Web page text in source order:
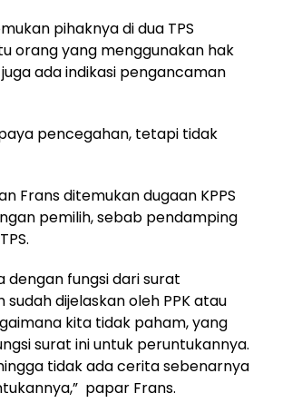
pihaknya di dua TPS
orang yang menggunakan hak
ada indikasi pengancaman
pencegahan, tetapi tidak
Frans ditemukan dugaan KPPS
pemilih, sebab pendamping
dengan fungsi dari surat
dijelaskan oleh PPK atau
kita tidak paham, yang
surat ini untuk peruntukannya.
tidak ada cerita sebenarnya
papar Frans.